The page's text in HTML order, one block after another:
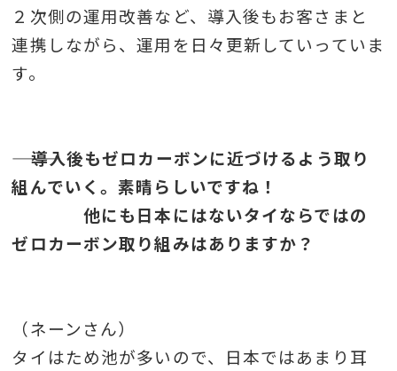
２次側の運用改善など、導入後もお客さまと
連携しながら、運用を日々更新していっていま
す。
――― 導入後もゼロカーボンに近づけるよう取り
組んでいく。素晴らしいですね！
他にも日本にはないタイならではの
ゼロカーボン取り組みはありますか？
（ネーンさん）
タイはため池が多いので、日本ではあまり耳